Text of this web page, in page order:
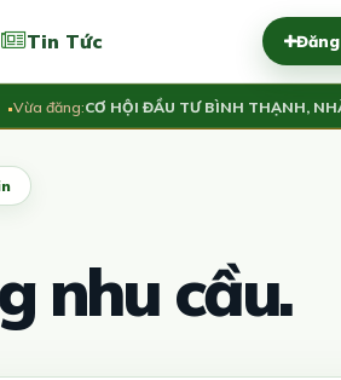
Tin Tức
đăng:CƠ HỘI ĐẦU TƯ BÌNH THẠNH, NHÀ
nhu cầu.